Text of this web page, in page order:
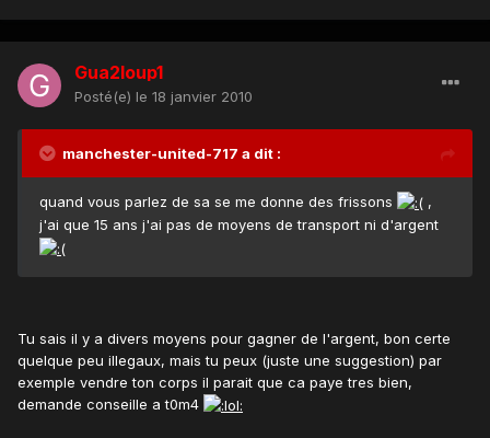
Gua2loup1
Posté(e) le 18 janvier 2010
manchester-united-717 a dit :
quand vous parlez de sa se me donne des frissons
,
j'ai que 15 ans j'ai pas de moyens de transport ni d'argent
Tu sais il y a divers moyens pour gagner de l'argent, bon certe
quelque peu illegaux, mais tu peux (juste une suggestion) par
exemple vendre ton corps il parait que ca paye tres bien,
demande conseille a t0m4